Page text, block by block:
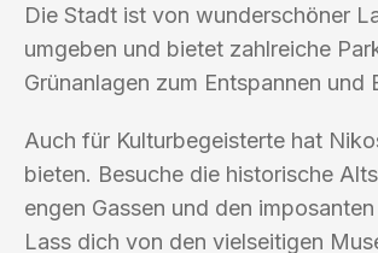
Die Stadt ist von wunderschöner
umgeben und bietet zahlreiche
Grünanlagen zum Entspannen und
Auch für Kulturbegeisterte hat
bieten. Besuche die historische
engen Gassen und den
Lass dich von den vielseitigen